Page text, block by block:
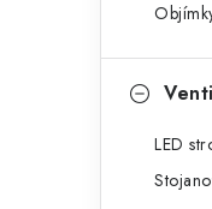
LED